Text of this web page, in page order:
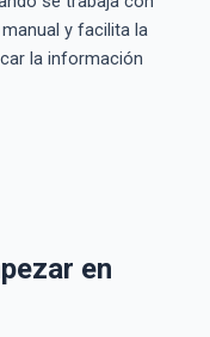
y facilita la
la información
en